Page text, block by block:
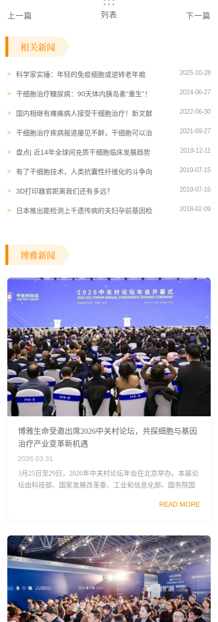
上一篇 列表 下一篇
相关新闻
科学家实锤：年轻的免疫细胞或逆转老年痴
2025-10-28
干细胞治疗糖尿病：90天体内胰岛素“重生”！
2024-06-27
国内相继有瘫痪病人接受干细胞治疗！新文献
2022-06-30
干细胞治疗疾病报道屡见不鲜，干细胞可以治
2021-09-27
盘点| 近14年全球间充质干细胞临床发展趋势 2019-12-11
有了干细胞技术，人类抗囊性纤维化的斗争向
2019-07-15
3D打印器官距离我们还有多远？ 2019-07-15
日本推出能检测上千遗传病的夫妇孕前基因检
2018-02-09
博雅新闻
博雅生命受邀出席2026中关村论坛，共探细胞与基因
治疗产业变革新机遇
2026.03.31
3月25日至29日，2026年中关村论坛年会在北京举办。本届论
坛由科技部、国家发展改革委、工业和信息化部、国务院国
READ MORE